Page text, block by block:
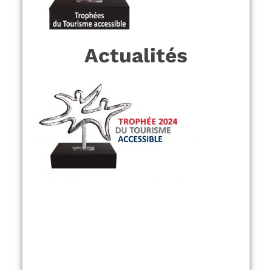
Actualités